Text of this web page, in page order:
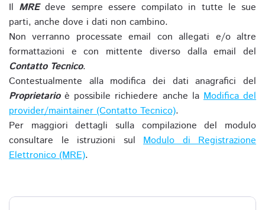
Il MREdeve sempre essere compilato in tutte le sue
parti, anche dove i dati non cambino.
Non verranno processate email con allegati e/o altre
formattazioni e con mittente diverso dalla email del
Contatto Tecnico.
Contestualmente alla modifica dei dati anagrafici del
Proprietarioè possibile richiedere anche laModifica del
provider/maintainer (Contatto Tecnico).
Per maggiori dettagli sulla compilazione del modulo
consultare le istruzioni sul Modulo di Registrazione
Elettronico (MRE).